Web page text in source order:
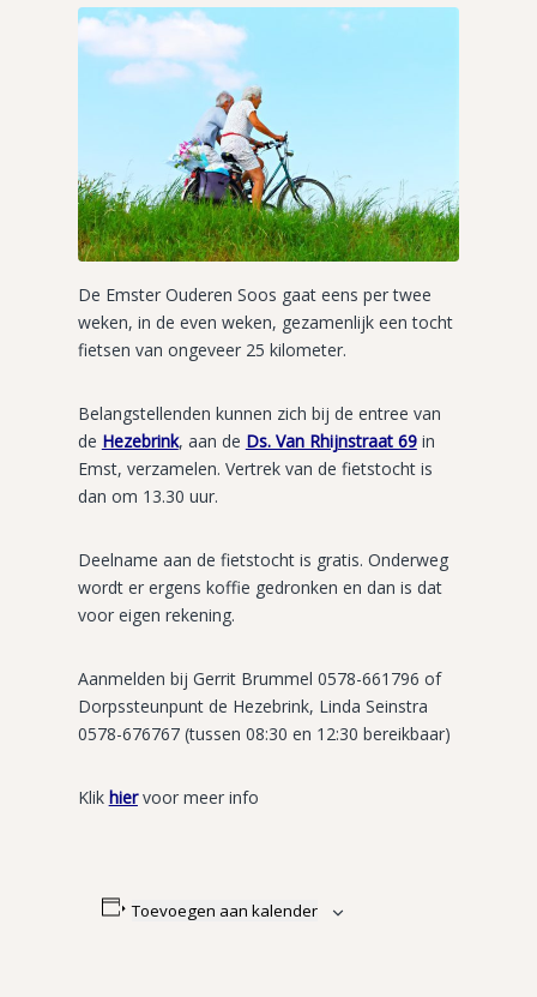
De Emster Ouderen Soos gaat eens per twee
weken, in de even weken, gezamenlijk een tocht
fietsen van ongeveer 25 kilometer.
Belangstellenden kunnen zich bij de entree van
de Hezebrink, aan de Ds. Van Rhijnstraat 69in
Emst, verzamelen. Vertrek van de fietstocht is
dan om 13.30 uur.
Deelname aan de fietstocht is gratis. Onderweg
wordt er ergens koffie gedronken en dan is dat
voor eigen rekening.
Aanmelden bij Gerrit Brummel 0578-661796 of
Dorpssteunpunt de Hezebrink, Linda Seinstra
0578-676767 (tussen 08:30 en 12:30 bereikbaar)
Klik hiervoor meer info
Toevoegen aan kalender